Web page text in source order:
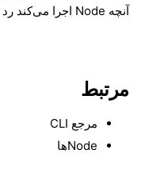
آنچه Node اجرا می‌کند رد می‌شود.
مرتبط
مرجع CLI
Nodeها